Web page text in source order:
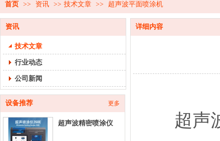
首页 >> 资讯 >> 技术文章 >> 超声波平面喷涂机
资讯
技术文章
行业动态
公司新闻
设备推荐 更多
超声波精密喷涂仪
详细内容
超声波